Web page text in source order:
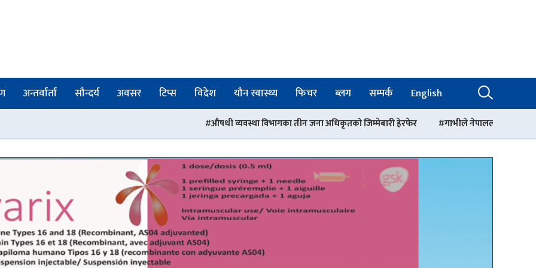
अन्तर्वार्ता सौन्दर्य अवसर टिप्स विदेश यौन स्वास्थ्य फिचर ब्लग सम्पर्क English
औषधी व्यवस्था विभागका तीन जना अधिकृतको जिम्मेबारी हेरफेर गाभीले नेपाललाई ३ करोड ९६ लाख डलर बराबरको